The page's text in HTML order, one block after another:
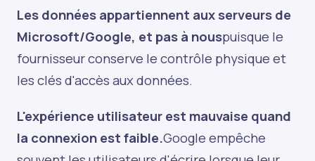
Les données appartiennent aux serveurs de
Microsoft/Google, et pas à nouspuisque le
fournisseur conserve le contrôle physique et
les clés d'accès aux données.
L'expérience utilisateur est mauvaise quand
la connexion est faible.Google empêche